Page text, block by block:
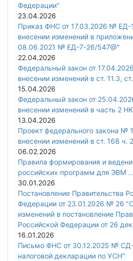
Федерации"
23.04.2026
Приказ ФНС от 17.03.2026 № ЕД-
внесении изменений в
08.06.2021 № ЕД-7-26/547@"
22.04.2026
Федеральный закон от
внесении изменений в ст. 11.3,
15.04.2026
Федеральный закон от
внесении изменений в часть 2
13.04.2026
Проект федерального закона №
внесении изменений в ст. 168 ч.
06.02.2026
Правила формирования и
российских программ для ЭВМ ...
30.01.2026
Постановление Правительства
Федерации от 23.01.2026 № 26
изменений в постановление
Российской Федерации от 26
16.01.2026
Письмо ФНС от 30.12.2025 №
налоговой декларации по УСН"